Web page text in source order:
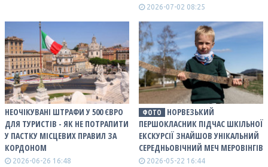
2026-07-02 08:25
НЕОЧІКУВАНІ ШТРАФИ У 500 ЄВРО
ДЛЯ ТУРИСТІВ - ЯК НЕ ПОТРАПИТИ
У ПАСТКУ МІСЦЕВИХ ПРАВИЛ ЗА
КОРДОНОМ
2026-06-26 16:48
ФОТО
НОРВЕЗЬКИЙ
ПЕРШОКЛАСНИК ПІДЧАС ШКІЛЬНОЇ
ЕКСКУРСІЇ ЗНАЙШОВ УНІКАЛЬНИЙ
СЕРЕДНЬОВІЧНИЙ МЕЧ МЕРОВІНГІВ
2026-05-22 16:44